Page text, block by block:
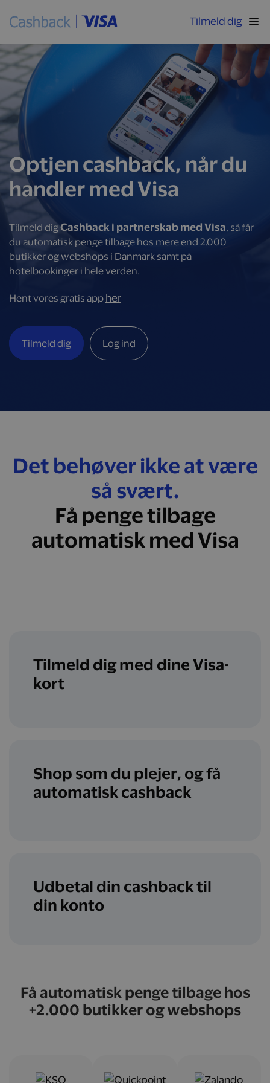
Tilmeld dig
Optjen cashback, når du
handler med Visa
Tilmeld digCashback i partnerskab med Visa, så får
du automatisk penge tilbage hos mere end 2.000
butikker og webshops i Danmark samt på
hotelbookinger i hele verden.
Hent vores gratis app her
Tilmeld dig Log ind
Det behøver ikke at være
så svært.
Få penge tilbage
automatisk med Visa
Tilmeld dig med dine Visa-
kort
Shop som du plejer, og få
automatisk cashback
Udbetal din cashback til
din konto
Få automatisk penge tilbage hos
+2.000 butikker og webshops